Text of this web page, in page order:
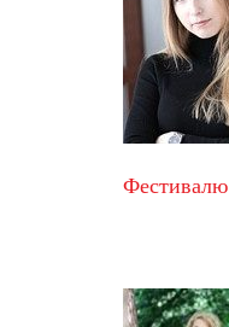
Фестивалю